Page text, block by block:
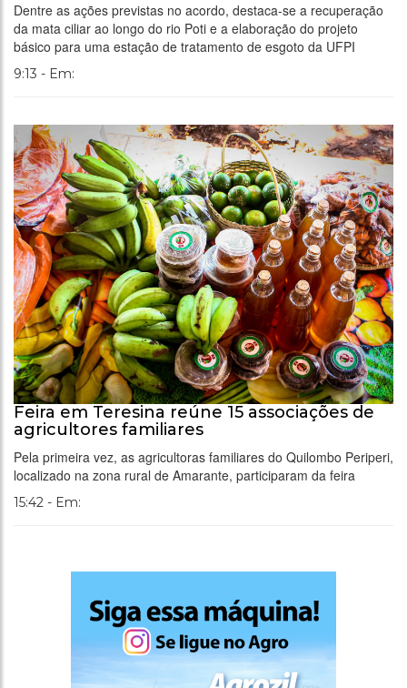
Dentre as ações previstas no acordo, destaca-se a recuperação
da mata ciliar ao longo do rio Poti e a elaboração do projeto
básico para uma estação de tratamento de esgoto da UFPI
9:13 - Em:
Feira em Teresina reúne 15 associações de
agricultores familiares
Pela primeira vez, as agricultoras familiares do Quilombo Periperi,
localizado na zona rural de Amarante, participaram da feira
15:42 - Em: